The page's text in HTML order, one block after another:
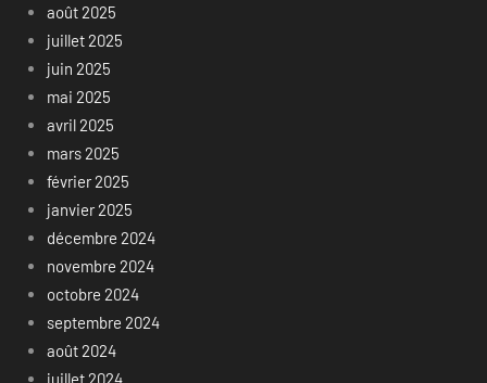
août 2025
juillet 2025
juin 2025
mai 2025
avril 2025
mars 2025
février 2025
janvier 2025
décembre 2024
novembre 2024
octobre 2024
septembre 2024
août 2024
juillet 2024